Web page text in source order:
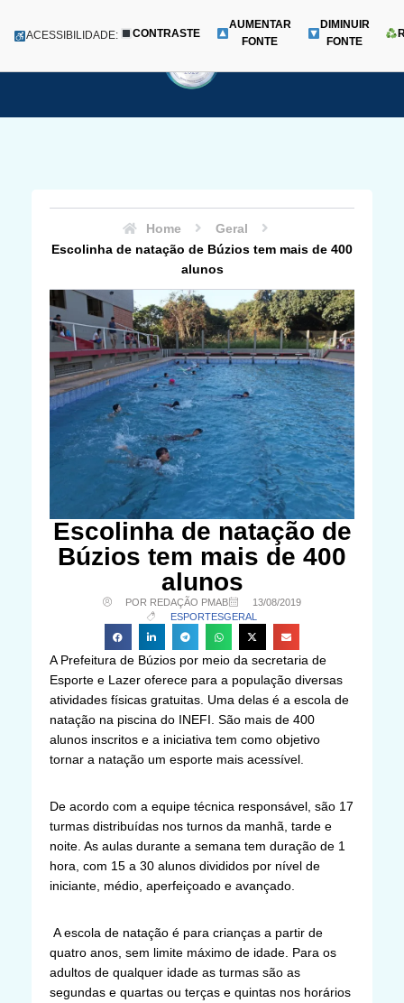
para
Menu
ACESSIBILIDADE: CONTRASTE
AUMENTAR
FONTE
DIMINUIR
FONTE
Home
Geral
Escolinha de natação de Búzios tem mais de 400
alunos
Escolinha de natação de
Búzios tem mais de 400
alunos
POR REDAÇÃO PMAB
13/08/2019
ESPORTESGERAL
A Prefeitura de Búzios por meio da secretaria de
Esporte e Lazer oferece para a população diversas
atividades físicas gratuitas. Uma delas é a escola de
natação na piscina do INEFI. São mais de 400
alunos inscritos e a iniciativa tem como objetivo
tornar a natação um esporte mais acessível.
De acordo com a equipe técnica responsável, são 17
turmas distribuídas nos turnos da manhã, tarde e
noite. As aulas durante a semana tem duração de 1
hora, com 15 a 30 alunos divididos por nível de
iniciante, médio, aperfeiçoado e avançado.
A escola de natação é para crianças a partir de
quatro anos, sem limite máximo de idade. Para os
adultos de qualquer idade as turmas são as
segundas e quartas ou terças e quintas nos horários